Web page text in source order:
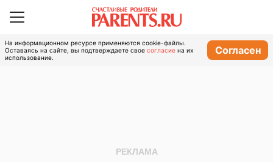
На информационном ресурсе применяются cookie-файлы.
Оставаясь на сайте, вы подтверждаете свое согласие на их
использование.
Согласен